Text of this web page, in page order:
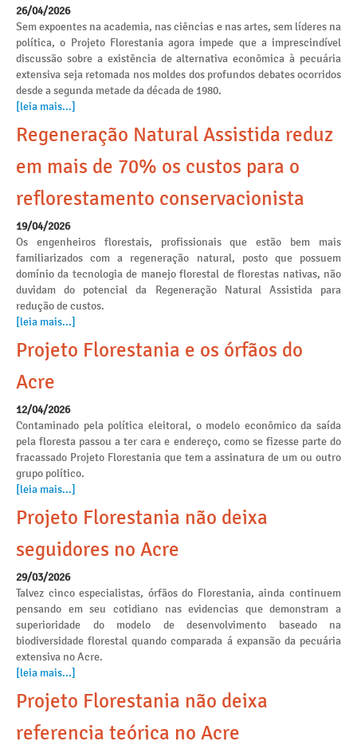
26/04/2026
Sem expoentes na academia, nas ciências e nas artes, sem líderes na
política, o Projeto Florestania agora impede que a imprescindível
discussão sobre a existência de alternativa econômica à pecuária
extensiva seja retomada nos moldes dos profundos debates ocorridos
desde a segunda metade da década de 1980.
[leia mais...]
Regeneração Natural Assistida reduz
em mais de 70% os custos para o
reflorestamento conservacionista
19/04/2026
Os engenheiros florestais, profissionais que estão bem mais
familiarizados com a regeneração natural, posto que possuem
domínio da tecnologia de manejo florestal de florestas nativas, não
duvidam do potencial da Regeneração Natural Assistida para
redução de custos.
[leia mais...]
Projeto Florestania e os órfãos do
Acre
12/04/2026
Contaminado pela política eleitoral, o modelo econômico da saída
pela floresta passou a ter cara e endereço, como se fizesse parte do
fracassado Projeto Florestania que tem a assinatura de um ou outro
grupo político.
[leia mais...]
Projeto Florestania não deixa
seguidores no Acre
29/03/2026
Talvez cinco especialistas, órfãos do Florestania, ainda continuem
pensando em seu cotidiano nas evidencias que demonstram a
superioridade do modelo de desenvolvimento baseado na
biodiversidade florestal quando comparada á expansão da pecuária
extensiva no Acre.
[leia mais...]
Projeto Florestania não deixa
referencia teórica no Acre